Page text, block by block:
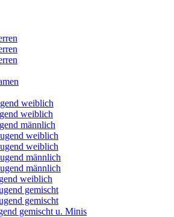
weiblich
weiblich
männlich
weiblich
weiblich
männlich
männlich
weiblich
gemischt
gemischt
gemischt u. Minis